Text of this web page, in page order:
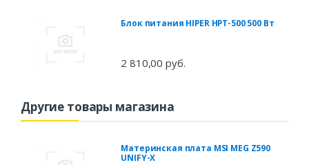
Блок питания HIPER HPT-500 500 Вт
2 810,00 руб.
Другие товары магазина
Материнская плата MSI MEG Z590
UNIFY-X